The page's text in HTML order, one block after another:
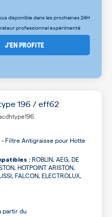
disponible dans les prochaines 24H
professionnel expérimenté
J’EN PROFITE
196 / eff62
Filtre Antigraisse pour Hotte
: ROBLIN, AEG, DE
HOTPOINT ARISTON,
FALCON, ELECTROLUX,
partir du